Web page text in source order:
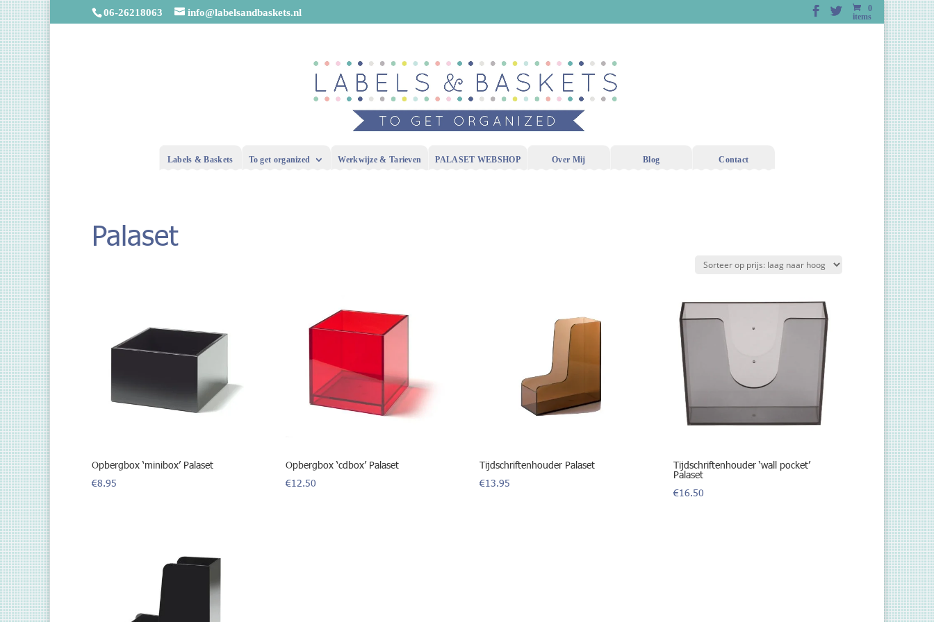
06-26218063 info@labelsandbaskets.nl
0
items
Labels & Baskets To get organized Werkwijze & Tarieven PALASET WEBSHOP Over Mij Blog Contact
Palaset
Opbergbox ‘minibox’ Palaset
€8.95
Opbergbox ‘cdbox’ Palaset
€12.50
Tijdschriftenhouder Palaset
€13.95
Tijdschriftenhouder ‘wall pocket’
Palaset
€16.50